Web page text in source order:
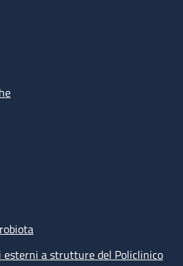
esterni a strutture del Policlinico